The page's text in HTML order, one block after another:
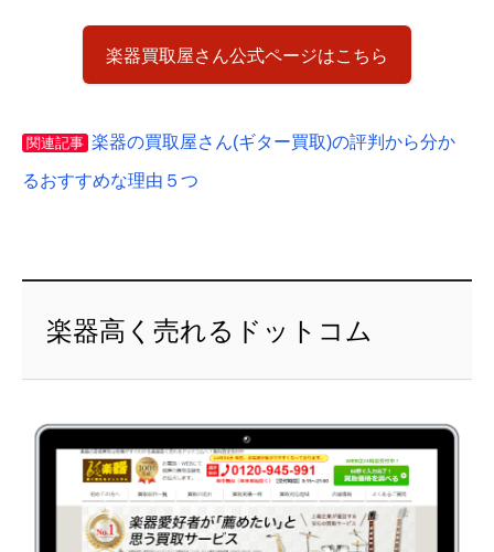
楽器買取屋さん公式ページはこちら
関連記事 楽器の買取屋さん(ギター買取)の評判から分か
るおすすめな理由５つ
楽器高く売れるドットコム